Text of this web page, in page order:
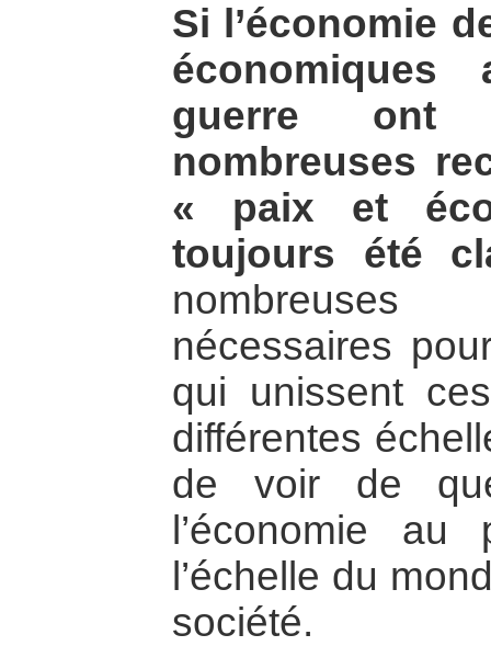
Si l’économie
guerre ont
nombreuses
« paix et
toujours été
nécessaires
qui unissent
différentes
de voir de
l’économie
l’échelle du
société.